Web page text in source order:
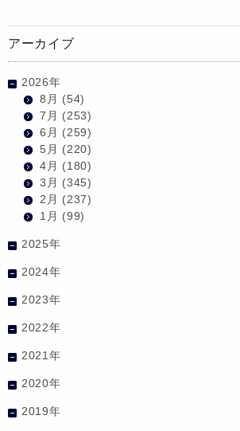
アーカイブ
2026年
8月 (54)
7月 (253)
6月 (259)
5月 (220)
4月 (180)
3月 (345)
2月 (237)
1月 (99)
2025年
2024年
2023年
2022年
2021年
2020年
2019年